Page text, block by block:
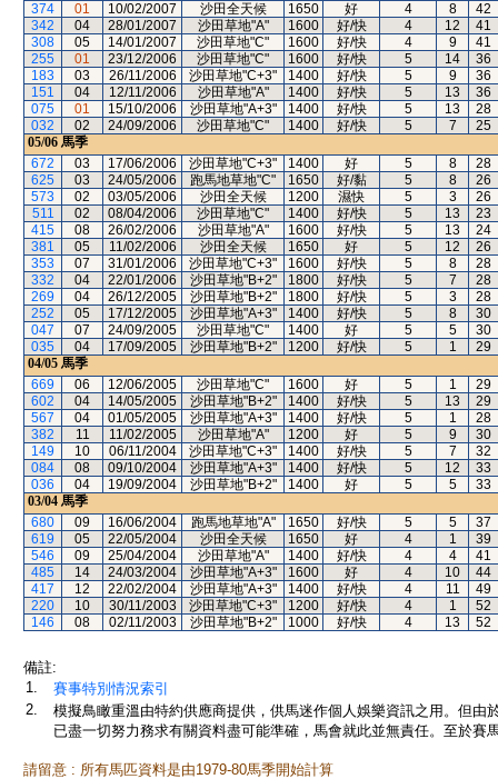
374
01 10/02/2007 沙田全天候 1650 好 4 8
42
342
04 28/01/2007 沙田草地"A" 1600 好/快 4 12
41
308
05 14/01/2007 沙田草地"C" 1600 好/快 4 9
41
255
01 23/12/2006 沙田草地"C" 1600 好/快 5 14
36
183
03 26/11/2006 沙田草地"C+3" 1400 好/快 5 9
36
151
04 12/11/2006 沙田草地"A" 1400 好/快 5 13
36
075
01 15/10/2006 沙田草地"A+3" 1400 好/快 5 13
28
032
02 24/09/2006 沙田草地"C" 1400 好/快 5 7
25
05/06 馬季
672
03 17/06/2006 沙田草地"C+3" 1400 好 5 8
28
625
03 24/05/2006 跑馬地草地"C" 1650 好/黏 5 8
26
573
02 03/05/2006 沙田全天候 1200 濕快 5 3
26
511
02 08/04/2006 沙田草地"C" 1400 好/快 5 13
23
415
08 26/02/2006 沙田草地"A" 1600 好/快 5 13
24
381
05 11/02/2006 沙田全天候 1650 好 5 12
26
353
07 31/01/2006 沙田草地"C+3" 1600 好/快 5 8
28
332
04 22/01/2006 沙田草地"B+2" 1800 好/快 5 7
28
269
04 26/12/2005 沙田草地"B+2" 1800 好/快 5 3
28
252
05 17/12/2005 沙田草地"A+3" 1400 好/快 5 8
30
047
07 24/09/2005 沙田草地"C" 1400 好 5 5
30
035
04 17/09/2005 沙田草地"B+2" 1200 好/快 5 1
29
04/05 馬季
669
06 12/06/2005 沙田草地"C" 1600 好 5 1
29
602
04 14/05/2005 沙田草地"B+2" 1400 好/快 5 13
29
567
04 01/05/2005 沙田草地"A+3" 1400 好/快 5 1
28
382
11 11/02/2005 沙田草地"A" 1200 好 5 9
30
149
10 06/11/2004 沙田草地"C+3" 1400 好/快 5 7
32
084
08 09/10/2004 沙田草地"A+3" 1400 好/快 5 12
33
036
04 19/09/2004 沙田草地"B+2" 1400 好 5 5
33
03/04 馬季
680
09 16/06/2004 跑馬地草地"A" 1650 好/快 5 5
37
619
05 22/05/2004 沙田全天候 1650 好 4 1
39
546
09 25/04/2004 沙田草地"A" 1400 好/快 4 4
41
485
14 24/03/2004 沙田草地"A+3" 1600 好 4 10
44
417
12 22/02/2004 沙田草地"A+3" 1400 好/快 4 11
49
220
10 30/11/2003 沙田草地"C+3" 1200 好/快 4 1
52
146
08 02/11/2003 沙田草地"B+2" 1000 好/快 4 13 52
備註:
1.
賽事特別情況索引
2.
模擬鳥瞰重溫由特約供應商提供，供馬迷作個人娛樂資訊之用。但
已盡一切努力務求有關資料盡可能準確，馬會就此並無責任。至於賽
請留意 : 所有馬匹資料是由1979-80馬季開始計算